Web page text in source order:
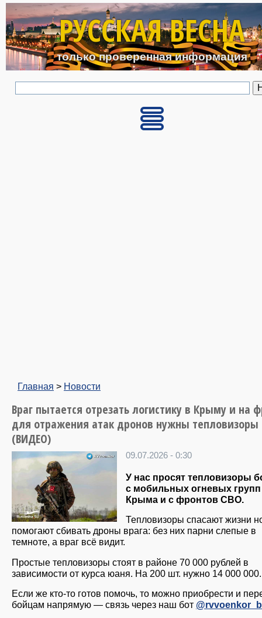
Перейти к основному
РУССКАЯ ВЕСНА
только проверенная информация
Главная > Новости
Враг пытается отрезать логистику в Крыму и на
для отражения атак дронов нужны тепловизоры
(ВИДЕО)
09.07.2026 - 0:30
У нас просят тепловизоры
с мобильных огневых групп
Крыма и с фронтов СВО.
Тепловизоры спасают жизни
помогают сбивать дроны врага: без них парни слепые в
темноте, а враг всё видит.
Простые тепловизоры стоят в районе 70 000 рублей в
зависимости от курса юаня. На 200 шт. нужно 14 000 000.
Если же кто-то готов помочь, то можно приобрести и
бойцам напрямую — связь через наш бот